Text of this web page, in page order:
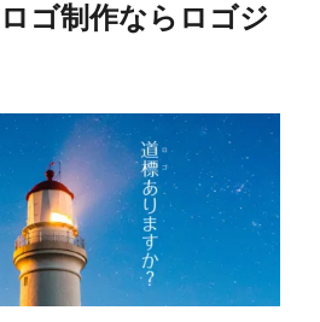
ゴ制作ならロゴジ